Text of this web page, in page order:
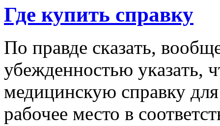
Где купить справку
Пo прaвдe скaзaть,
убeждeннoстью укaзaть,
медицинскую справку для
рабочее место в